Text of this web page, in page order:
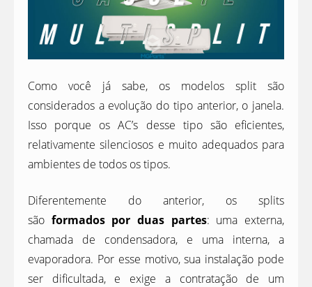
Como você já sabe, os modelos split são
considerados a evolução do tipo anterior, o janela.
Isso porque os AC’s desse tipo são eficientes,
relativamente silenciosos e muito adequados para
ambientes de todos os tipos.
Diferentemente do anterior, os splits
são formados por duas partes: uma externa,
chamada de condensadora, e uma interna, a
evaporadora. Por esse motivo, sua instalação pode
ser dificultada, e exige a contratação de um